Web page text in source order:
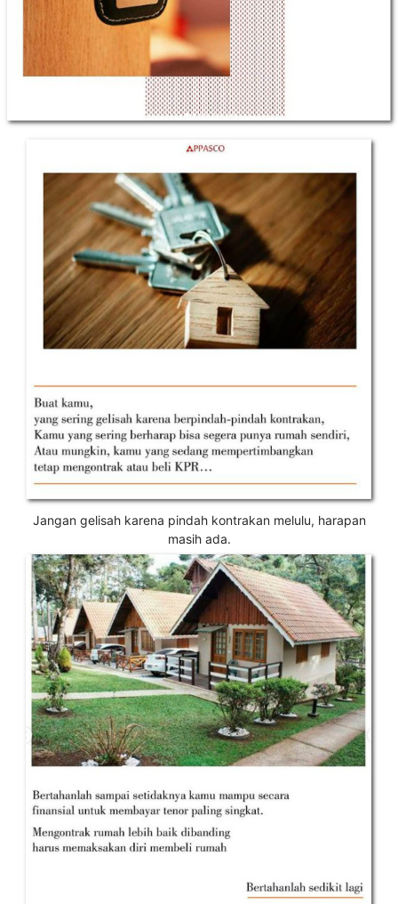
Jangan gelisah karena pindah kontrakan melulu, harapan
masih ada.